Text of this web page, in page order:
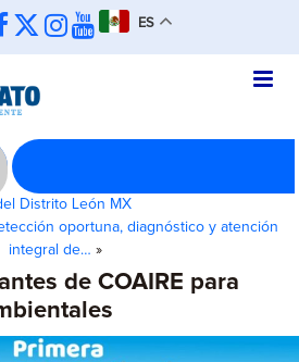
ES
Distrito León MX
oportuna, diagnóstico y atención
integral de… »
de COAIRE para